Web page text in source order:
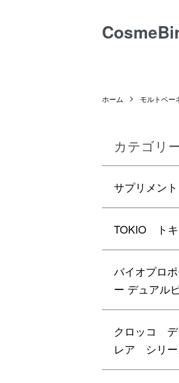
ホーム モルトベー
カテゴリ
サプリメント
TOKIO ト
バイオプロ
ー デュアル
クロッコ
レア シリ